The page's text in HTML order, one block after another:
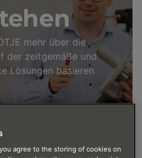
mehr über die
der zeitgemäße und
Lösungen basieren
agree to the storing of cookies on